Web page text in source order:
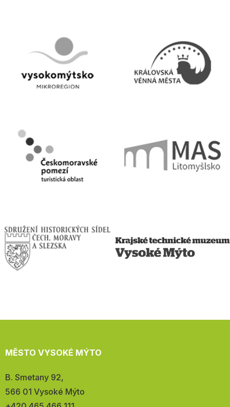
MĚSTO VYSOKÉ MÝTO
Adresa:
B. Smetany 92,
566 01 Vysoké Mýto